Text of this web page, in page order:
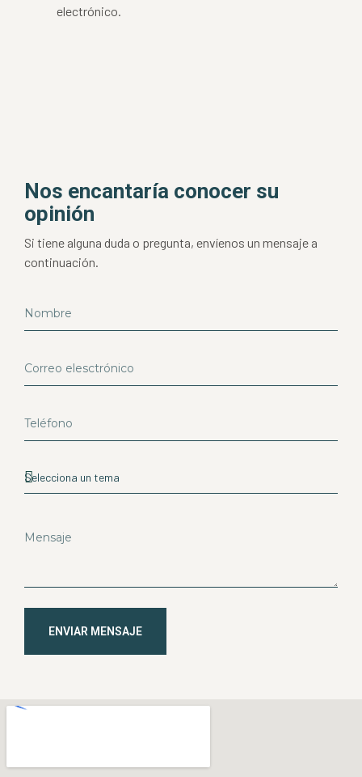
electrónico.
Nos encantaría conocer su
opinión
Si tiene alguna duda o pregunta, envíenos un mensaje a
continuación.
ENVIAR MENSAJE